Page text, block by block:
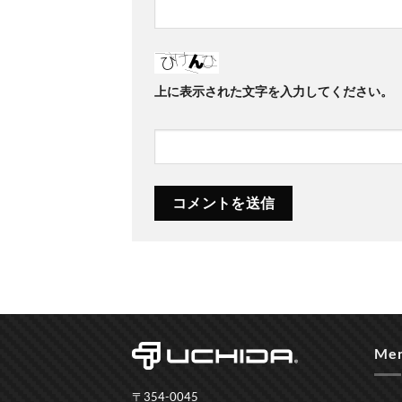
上に表示された文字を入力してください。
〒354-0045